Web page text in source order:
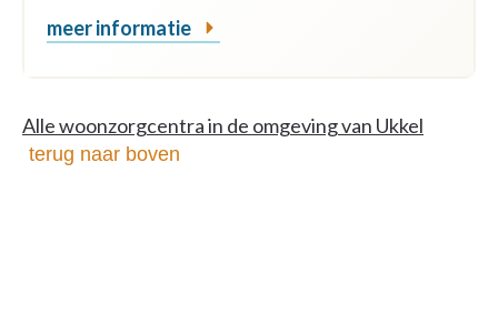
meer informatie
Alle woonzorgcentra in de omgeving van Ukkel
terug naar boven